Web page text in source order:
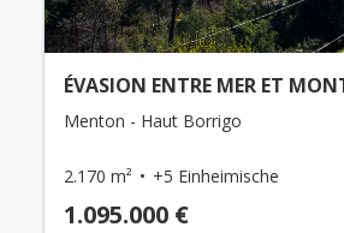
ÉVASION ENTRE MER ET
Menton - Haut Borrigo
2.170 m² +5 Einheimische
1.095.000 €